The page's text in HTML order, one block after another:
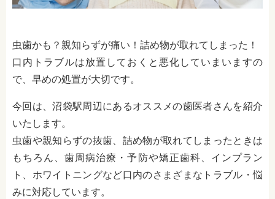
虫歯かも？親知らずが痛い！詰め物が取れてしまった！
口内トラブルは放置しておくと悪化していまいますの
で、早めの処置が大切です。
今回は、沼袋駅周辺にあるオススメの歯医者さんを紹介
いたします。
虫歯や親知らずの抜歯、詰め物が取れてしまったときは
もちろん、歯周病治療・予防や矯正歯科、インプラン
ト、ホワイトニングなど口内のさまざまなトラブル・悩
みに対応しています。